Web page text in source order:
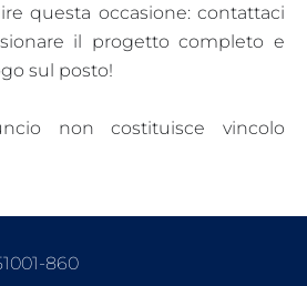
questa occasione: contattaci
il progetto completo e
sul posto!
non costituisce vincolo
860